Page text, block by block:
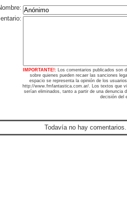
IMPORTANTE!: Los comentarios publicados son
sobre quienes pueden recaer las sanciones
espacio se representa la opinión de los
http://www.fmfantastica.com.ar/. Los textos que
serían eliminados, tanto a partir de una denuncia
decisión del
Todavía no hay